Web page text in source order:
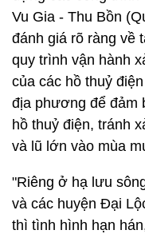
Vu Gia - Thu Bồn
đánh giá rõ ràng về
quy trình vận hành
của các hồ thuỷ
địa phương để đảm
hồ thuỷ điện, tránh
và lũ lớn vào mùa
"Riêng ở hạ lưu
và các huyện Đại
thì tình hình hạn